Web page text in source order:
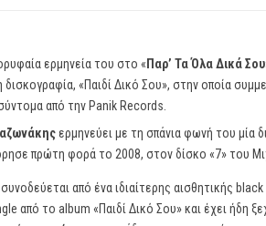
ερμηνεία του στο « Παρ’ Τα Όλα Δικά Σου
«Παιδί Δικό Σου», στην οποία
από την Panik Records.
ερμηνεύει με τη σπάνια φωνή του μία
πρώτη φορά το 2008, στον δίσκο «7» του
από ένα ιδιαίτερης αισθητικής
από το album «Παιδί Δικό Σου» και έχει ήδη